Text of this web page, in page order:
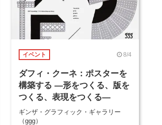
イベント 8/4
ダフィ・クーネ：ポスターを
構築する ―形をつくる、版を
つくる、表現をつくる―
ギンザ・グラフィック・ギャラリー
（ggg）